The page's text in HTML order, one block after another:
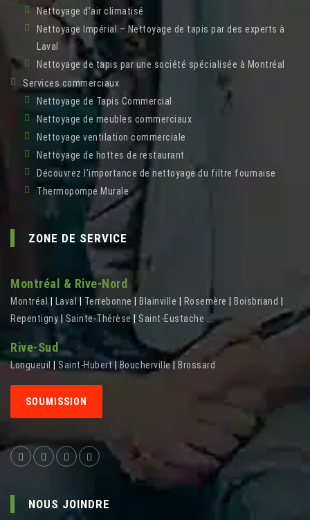
Nettoyage d’air climatisé
Nettoyage Impérial – Nettoyage de tapis par des experts à
Laval
Nettoyage de tapis par une société spécialisée à Montréal
Services commerciaux
Nettoyage de Tapis Commercial
Nettoyage de meubles commerciaux
Nettoyage ventilation commerciale
Nettoyage de hottes de restaurant
Découvrez l’importance de nettoyage du filtre fournaise
Thermopompe Murale
ZONE DE SERVICE
Montréal & Rive-Nord
Montréal Laval|Terrebonne Blainville Rosemère Boisbriand
Repentigny| Sainte-Thérèse Saint-Eustache ...
Rive-Sud
Longueuil Saint-Hubert Boucherville| Brossard
SOUMISSION
NOUS JOINDRE